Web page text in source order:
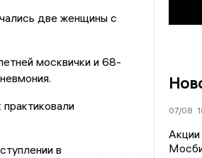
две женщины с
москвички и 68-
в
07/08